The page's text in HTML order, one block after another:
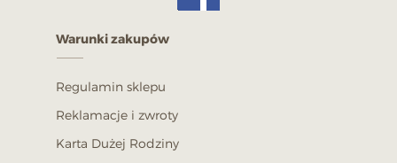
Warunki zakupów
Regulamin sklepu
Reklamacje i zwroty
Karta Dużej Rodziny